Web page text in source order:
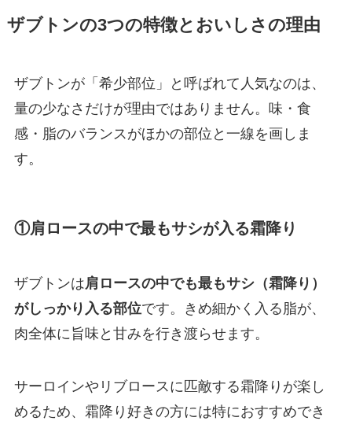
ザブトンの3つの特徴とおいしさの理由
ザブトンが「希少部位」と呼ばれて人気なのは、
量の少なさだけが理由ではありません。味・食
感・脂のバランスがほかの部位と一線を画しま
す。
①肩ロースの中で最もサシが入る霜降り
ザブトンは肩ロースの中でも最もサシ（霜降り）
がしっかり入る部位です。きめ細かく入る脂が、
肉全体に旨味と甘みを行き渡らせます。
サーロインやリブロースに匹敵する霜降りが楽し
めるため、霜降り好きの方には特におすすめでき